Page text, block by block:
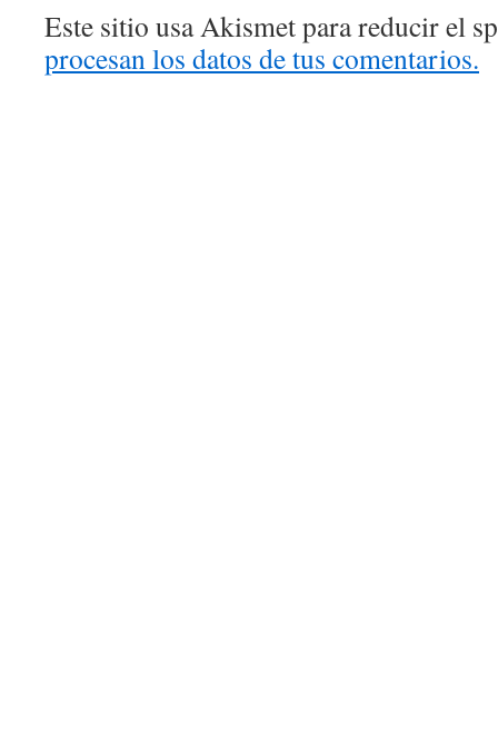
Este sitio usa Akismet para reducir el
procesan los datos de tus comentarios.